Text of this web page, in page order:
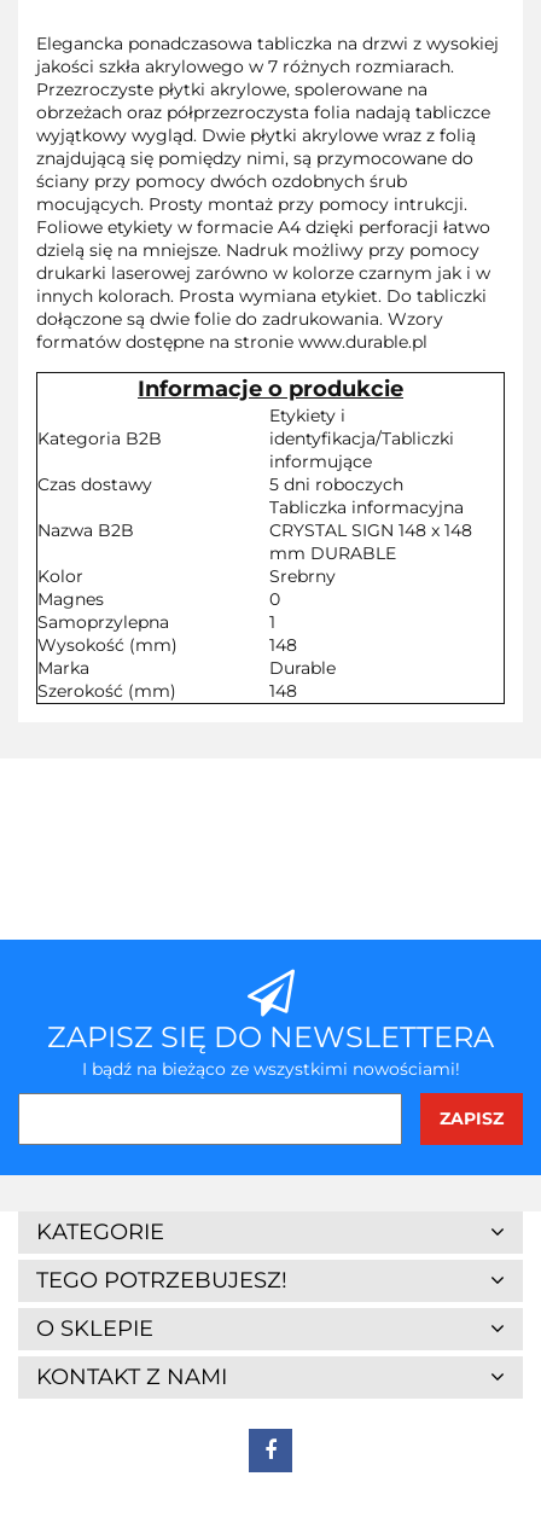
Elegancka ponadczasowa tabliczka na drzwi z wysokiej
jakości szkła akrylowego w 7 różnych rozmiarach.
Przezroczyste płytki akrylowe, spolerowane na
obrzeżach oraz półprzezroczysta folia nadają tabliczce
wyjątkowy wygląd. Dwie płytki akrylowe wraz z folią
znajdującą się pomiędzy nimi, są przymocowane do
ściany przy pomocy dwóch ozdobnych śrub
mocujących. Prosty montaż przy pomocy intrukcji.
Foliowe etykiety w formacie A4 dzięki perforacji łatwo
dzielą się na mniejsze. Nadruk możliwy przy pomocy
drukarki laserowej zarówno w kolorze czarnym jak i w
innych kolorach. Prosta wymiana etykiet. Do tabliczki
dołączone są dwie folie do zadrukowania. Wzory
formatów dostępne na stronie www.durable.pl
Informacje o produkcie
Kategoria B2B
Etykiety i
identyfikacja/Tabliczki
informujące
Czas dostawy
5 dni roboczych
Nazwa B2B
Tabliczka informacyjna
CRYSTAL SIGN 148 x 148
mm DURABLE
Kolor
Srebrny
Magnes
0
Samoprzylepna
1
Wysokość (mm)
148
Marka
Durable
Szerokość (mm)
148
7Days
ZAPISZ SIĘ DO NEWSLETTERA
I bądź na bieżąco ze wszystkimi nowościami!
KATEGORIE
TEGO POTRZEBUJESZ!
O SKLEPIE
KONTAKT Z NAMI